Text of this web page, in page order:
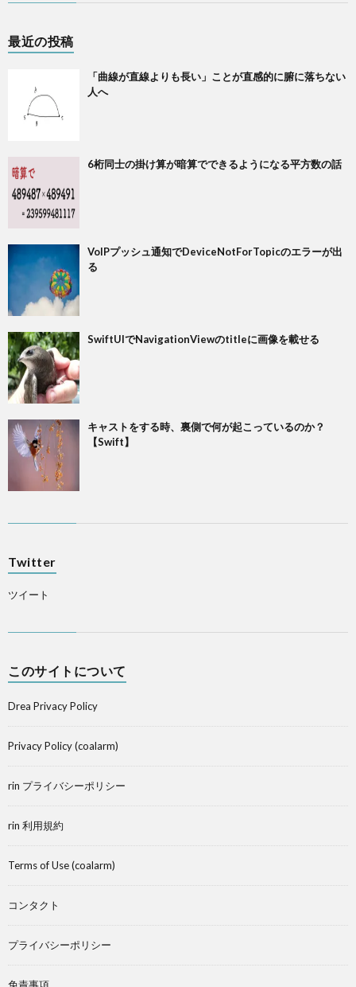
最近の投稿
「曲線が直線よりも長い」ことが直感的に腑に落ちない
人へ
6桁同士の掛け算が暗算でできるようになる平方数の話
VoIPプッシュ通知でDeviceNotForTopicのエラーが出
る
SwiftUIでNavigationViewのtitleに画像を載せる
キャストをする時、裏側で何が起こっているのか？
【Swift】
Twitter
ツイート
このサイトについて
Drea Privacy Policy
Privacy Policy (coalarm)
rin プライバシーポリシー
rin 利用規約
Terms of Use (coalarm)
コンタクト
プライバシーポリシー